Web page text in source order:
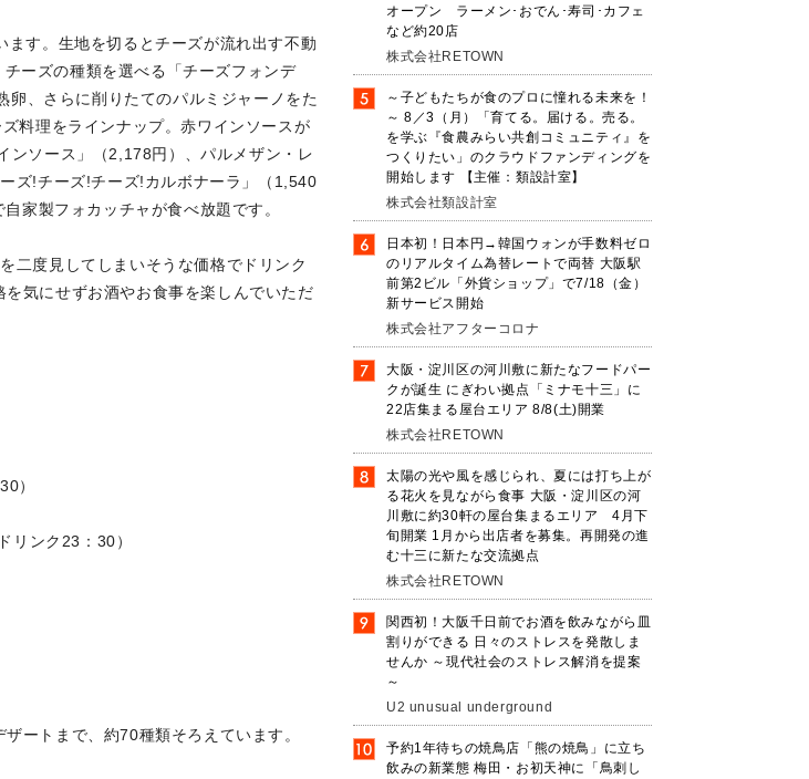
す。生地を切るとチーズが流れ出す不動
ーズの種類を選べる「チーズフォンデ
卵、さらに削りたてのパルミジャーノをた
料理をラインナップ。赤ワインソースが
ンソース」（2,178円）、パルメザン・レ
ズ!チーズ!チーズ!カルボナーラ」（1,540
家製フォカッチャが食べ放題です。
二度見してしまいそうな価格でドリンク
気にせずお酒やお食事を楽しんでいただ
）
23：30）
ートまで、約70種類そろえています。
オープン ラーメン･おでん･寿司･カフェ
など約20店
株式会社RETOWN
～子どもたちが食のプロに憧れる未来を！
～ 8／3（月）「育てる。届ける。売る。
を学ぶ『食農みらい共創コミュニティ』を
つくりたい」のクラウドファンディングを
開始します 【主催：類設計室】
株式会社類設計室
日本初！日本円→韓国ウォンが手数料ゼロ
のリアルタイム為替レートで両替 大阪駅
前第2ビル「外貨ショップ」で7/18（金）
新サービス開始
株式会社アフターコロナ
大阪・淀川区の河川敷に新たなフードパー
クが誕生 にぎわい拠点「ミナモ十三」に
22店集まる屋台エリア 8/8(土)開業
株式会社RETOWN
太陽の光や風を感じられ、夏には打ち上が
る花火を見ながら食事 大阪・淀川区の河
川敷に約30軒の屋台集まるエリア 4月下
旬開業 1月から出店者を募集。再開発の進
む十三に新たな交流拠点
株式会社RETOWN
関西初！大阪千日前でお酒を飲みながら皿
割りができる 日々のストレスを発散しま
せんか ～現代社会のストレス解消を提案
～
U2 unusual underground
予約1年待ちの焼鳥店「熊の焼鳥」に立ち
飲みの新業態 梅田・お初天神に「鳥刺し